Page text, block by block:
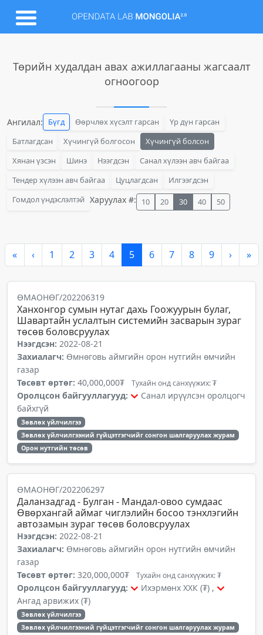
Төрийн худалдан авах ажиллагааны жагсаалт
огноогоор
Ангилал: Бүгд Өөрчлөх хүсэлт гарсан
Үр дүн гарсан
Батлагдсан
Хүчингүй болгосон
Хүчингүй болсон
Хянан үзсэн
Шинэ Нээгдсэн
Санал хүлээн авч байгаа
Тендер хүлээн авч байгаа
Цуцлагдсан
Илгээгдсэн
Гомдол үндэслэлтэй Харуулах #: 10 20 30 40 50
« ‹ 1 2 3 4 5 6 7 8 9 › »
ӨМАОНӨГ/202206319
Ханхонгор сумын нутаг дахь Гоожуурын булаг,
Шавартайн услалтын системийн засварын зураг
төсөв боловсруулах
Нээгдсэн: 2022-08-21
Захиалагч: Өмнөговь аймгийн орон нутгийн өмчийн
газар
Төсөвт өртөг: 40,000,000₮ Тухайн онд санхүүжих: ₮
Оролцсон байгууллагууд:
Санал ирүүлсэн оролцогч
байхгүй
Зөвлөх үйлчилгээ
Зөвлөх үйлчилгээний гүйцэтгэгчийг сонгон шалгаруулах журам
Орон нутгийн төсөв
ӨМАОНӨГ/202206297
Даланзадгад - Булган - Мандал-овоо сумдаас
Өвөрхангай аймаг чиглэлийн босоо тэнхлэгийн
автозамын зураг төсөв боловсруулах
Нээгдсэн: 2022-08-21
Захиалагч: Өмнөговь аймгийн орон нутгийн өмчийн
газар
Төсөвт өртөг: 320,000,000₮ Тухайн онд санхүүжих: ₮
Оролцсон байгууллагууд:
Ихэрмөнх ХХК (₮) ,
Ангад арвижих (₮)
Зөвлөх үйлчилгээ
Зөвлөх үйлчилгээний гүйцэтгэгчийг сонгон шалгаруулах журам